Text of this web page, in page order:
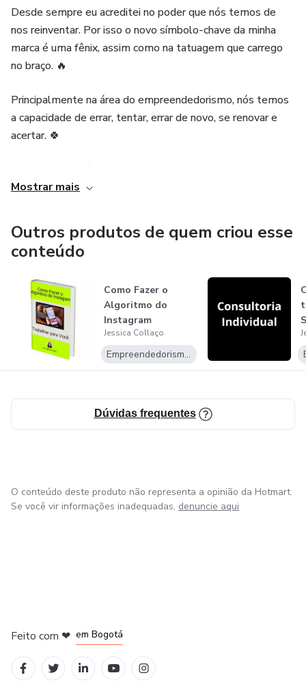
Desde sempre eu acreditei no poder que nós temos de
nos reinventar. Por isso o novo símbolo-chave da minha
marca é uma fênix, assim como na tatuagem que carrego
no braço. 🔥
Principalmente na área do empreendedorismo, nós temos
a capacidade de errar, tentar, errar de novo, se renovar e
acertar. 🍀
ressurgir das cinzas, mesmo depois de uma grande queda
Altos e baixos, assim é a vida de quem tem coragem de
empreender. ✨
Curiosidades sobre mim: Quem me conhece mais a fundo
(como pessoa), geralmente diz que eu tenho uma
personalidade muito única - se isso é bom ou ruim eu não
sei. 😂
O que me fez ter coragem de sair da clt e entrar de cabeça
no mundo do empreendedorismo digital.
Mostrar mais
Outros produtos de quem criou esse
conteúdo
Como Fazer o
Algoritmo do
Instagram
Trabalhar para
Você
Jessica Collaço
Empreendedorismo Digital
Dúvidas frequentes
O conteúdo deste produto não representa a opinião da Hotmart.
Se você vir informações inadequadas, denuncie aqui
Feito com ❤ em Bogotá